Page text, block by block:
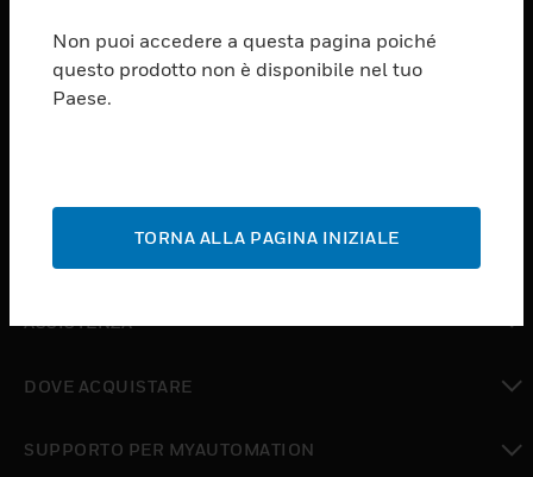
PRODUCTS
toggle view
ASSISTENZA
DOVE ACQUISTARE
SUPPORTO PER MYAUTOMATION
Non puoi accedere a questa pagina poiché
questo prodotto non è disponibile nel tuo
Paese.
TORNA ALLA PAGINA INIZIALE